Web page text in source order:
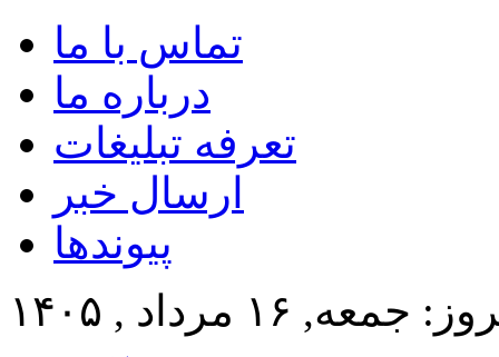
تماس با ما
درباره ما
تعرفه تبلیغات
ارسال خبر
پیوندها
جمعه, ۱۶ مرداد , ۱۴۰۵